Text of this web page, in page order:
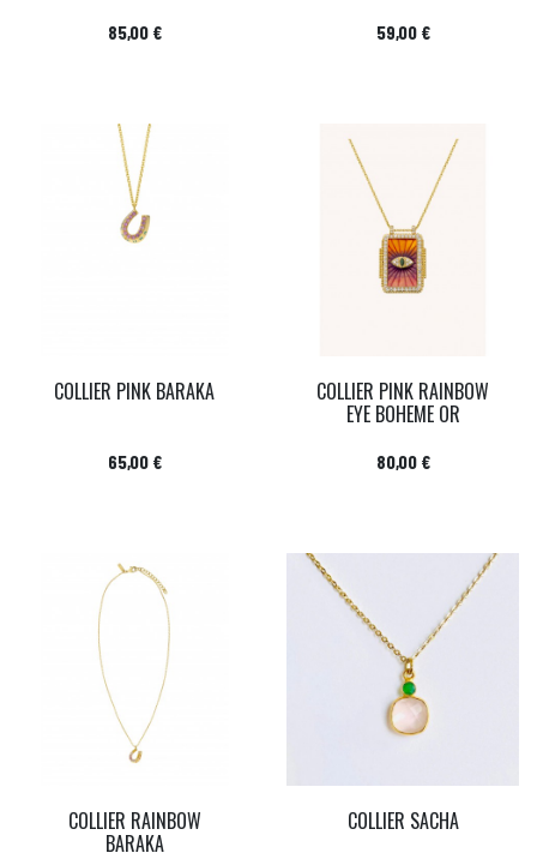
Prix
85,00 € Prix
59,00 €
COLLIER PINK BARAKA
Prix
65,00 €
COLLIER PINK RAINBOW
EYE BOHEME OR
Prix
80,00 €
COLLIER RAINBOW
BARAKA
COLLIER SACHA